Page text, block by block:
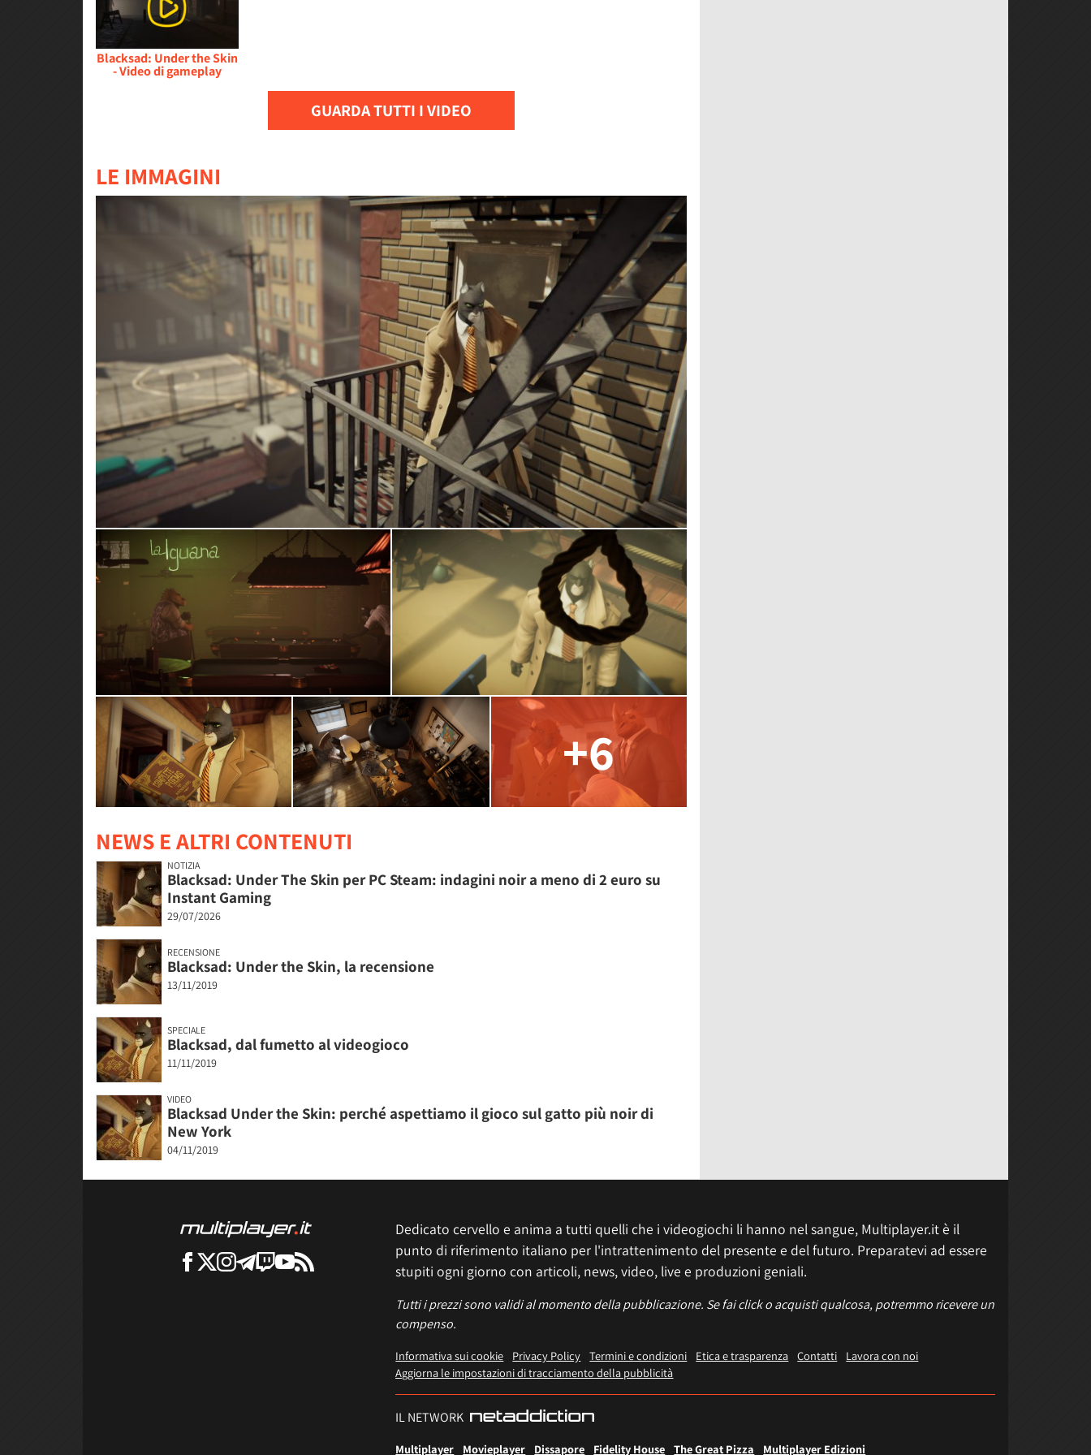
Blacksad: Under the Skin
- Video di gameplay
GUARDA TUTTI I VIDEO
LE IMMAGINI
+6
NEWS E ALTRI CONTENUTI
NOTIZIA
Blacksad: Under The Skin per PC Steam: indagini noir a meno di 2 euro su
Instant Gaming
29/07/2026
RECENSIONE
Blacksad: Under the Skin, la recensione
13/11/2019
SPECIALE
Blacksad, dal fumetto al videogioco
11/11/2019
VIDEO
Blacksad Under the Skin: perché aspettiamo il gioco sul gatto più noir di
New York
04/11/2019
Dedicato cervello e anima a tutti quelli che i videogiochi li hanno nel sangue, Multiplayer.it è il
punto di riferimento italiano per l'intrattenimento del presente e del futuro. Preparatevi ad essere
stupiti ogni giorno con articoli, news, video, live e produzioni geniali.
Tutti i prezzi sono validi al momento della pubblicazione. Se fai click o acquisti qualcosa, potremmo ricevere un
compenso.
Informativa sui cookie Privacy Policy Termini e condizioni Etica e trasparenza Contatti
Lavora con noi
Aggiorna le impostazioni di tracciamento della pubblicità
IL NETWORK
Multiplayer Movieplayer Dissapore Fidelity House The Great Pizza Multiplayer Edizioni